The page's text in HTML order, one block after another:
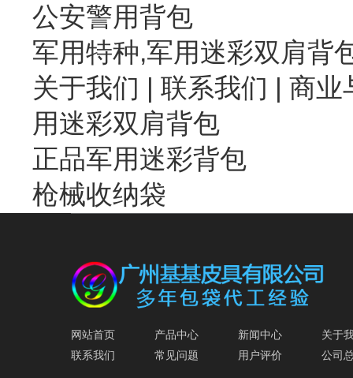
公安警用背包
军用特种,军用迷彩双肩背
关于我们 | 联系我们 | 商业
用迷彩双肩背包
正品军用迷彩背包
枪械收纳袋
网站首页 产品中心 新闻中心
关于
联系我们
常见问题 用户评价 公司